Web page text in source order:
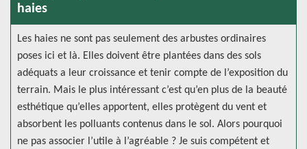
haies
Les haies ne sont pas seulement des arbustes ordinaires
poses ici et là. Elles doivent être plantées dans des sols
adéquats a leur croissance et tenir compte de l’exposition du
terrain. Mais le plus intéressant c’est qu’en plus de la beauté
esthétique qu’elles apportent, elles protègent du vent et
absorbent les polluants contenus dans le sol. Alors pourquoi
ne pas associer l’utile à l’agréable ? Je suis compétent et